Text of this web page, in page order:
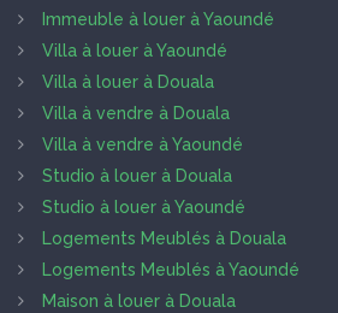
Immeuble à louer à Yaoundé
Villa à louer à Yaoundé
Villa à louer à Douala
Villa à vendre à Douala
Villa à vendre à Yaoundé
Studio à louer à Douala
Studio à louer à Yaoundé
Logements Meublés à Douala
Logements Meublés à Yaoundé
Maison à louer à Douala